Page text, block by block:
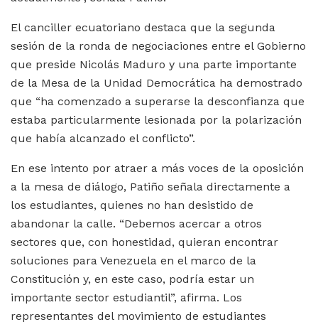
El canciller ecuatoriano destaca que la segunda
sesión de la ronda de negociaciones entre el Gobierno
que preside Nicolás Maduro y una parte importante
de la Mesa de la Unidad Democrática ha demostrado
que “ha comenzado a superarse la desconfianza que
estaba particularmente lesionada por la polarización
que había alcanzado el conflicto”.
En ese intento por atraer a más voces de la oposición
a la mesa de diálogo, Patiño señala directamente a
los estudiantes, quienes no han desistido de
abandonar la calle. “Debemos acercar a otros
sectores que, con honestidad, quieran encontrar
soluciones para Venezuela en el marco de la
Constitución y, en este caso, podría estar un
importante sector estudiantil”, afirma. Los
representantes del movimiento de estudiantes